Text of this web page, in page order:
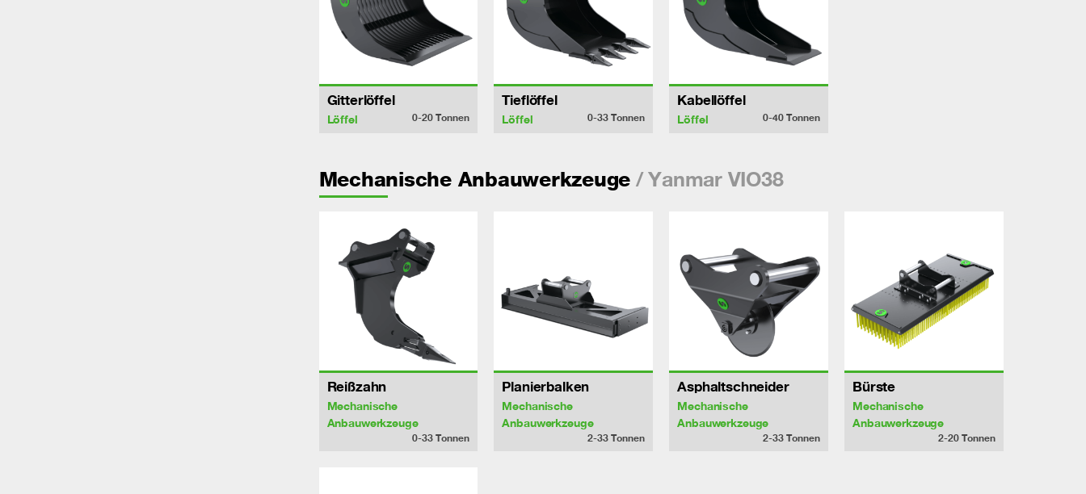
Gitterlöffel
Löffel 0-20Tonnen
Tieflöffel
Löffel 0-33Tonnen
Kabellöffel
Löffel 0-40Tonnen
Mechanische Anbauwerkzeuge / Yanmar VIO38
Reißzahn
Mechanische
Anbauwerkzeuge
0-33Tonnen
Planierbalken
Mechanische
Anbauwerkzeuge
2-33Tonnen
Asphaltschneider
Mechanische
Anbauwerkzeuge
2-33Tonnen
Bürste
Mechanische
Anbauwerkzeuge
2-20 Tonnen